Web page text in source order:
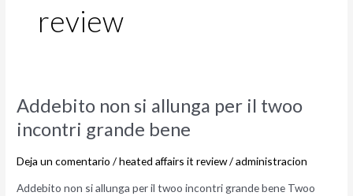
review
Addebito non si allunga per il twoo
incontri grande bene
Deja un comentario /heated affairs it review/administracion
Addebito non si allunga per il twoo incontri grande bene Twoo
Addebito
si
per
il